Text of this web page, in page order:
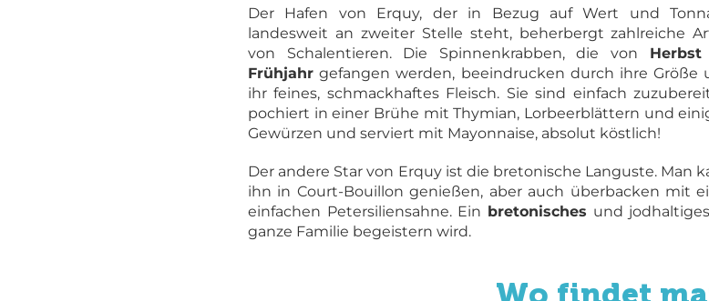
Der Hafen von Erquy, der in Bezug auf Wert und
landesweit an zweiter Stelle steht, beherbergt zahlreiche
von Schalentieren. Die Spinnenkrabben, die von Herbst
Frühjahr gefangen werden, beeindrucken durch ihre Größe
ihr feines, schmackhaftes Fleisch. Sie sind einfach
pochiert in einer Brühe mit Thymian, Lorbeerblättern und
Gewürzen und serviert mit Mayonnaise, absolut köstlich!
Der andere Star von Erquy ist die bretonische Languste. Man
ihn in Court-Bouillon genießen, aber auch überbacken mit
einfachen Petersiliensahne. Ein bretonisches und
ganze Familie begeistern wird.